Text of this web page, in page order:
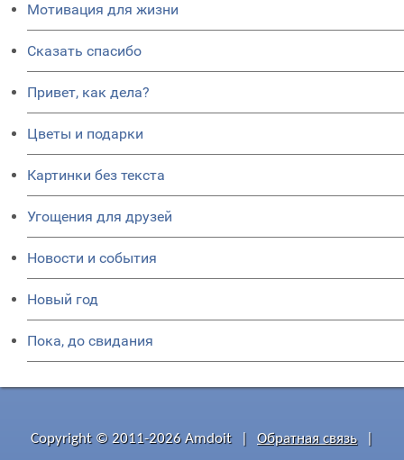
Мотивация для жизни
Сказать спасибо
Привет, как дела?
Цветы и подарки
Картинки без текста
Угощения для друзей
Новости и события
Новый год
Пока, до свидания
Copyright © 2011-2026 Amdoit Обратная связь